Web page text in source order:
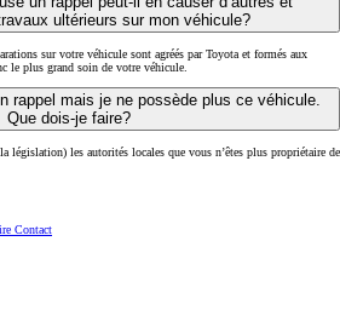
ultérieurs sur mon véhicule?
sur votre véhicule sont agréés par Toyota et formés aux
le plus grand soin de votre véhicule.
rappel mais je ne possède plus ce véhicule.
Que dois-je faire?
législation) les autorités locales que vous n’êtes plus propriétaire de
Contact